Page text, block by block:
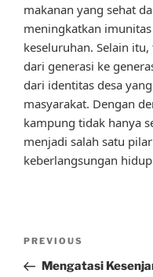
makanan yang sehat
meningkatkan
keseluruhan. Selain
dari generasi ke
dari identitas desa
masyarakat. Dengan
kampung tidak hanya
menjadi salah satu
keberlangsungan
Previous
Post
PREVIOUS
Mengatasi